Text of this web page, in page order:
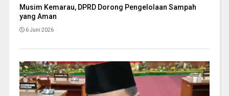
Musim Kemarau, DPRD Dorong Pengelolaan Sampah
yang Aman
6 Juni 2026